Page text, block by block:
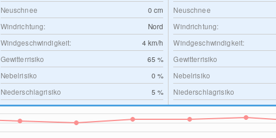
Neuschnee 0cm
Windrichtung:
Nord
Windgeschwindigkeit:
4 km/h
Gewitterrisiko
65 %
Nebelrisiko
0 %
Niederschlagrisiko
5 %
Neuschnee
Windrichtung:
Windgeschwindigkeit:
Gewitterrisiko
Nebelrisiko
Niederschlagrisiko